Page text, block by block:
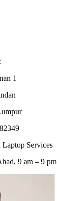
:
1
Laptop Services
9 am – 9 pm